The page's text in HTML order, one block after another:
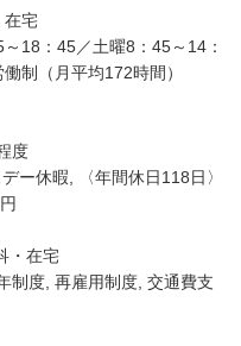
在宅
18：45／土曜8：45～14：
制（月平均172時間）
度
休暇, 〈年間休日118日〉
・在宅
制度, 再雇用制度, 交通費支